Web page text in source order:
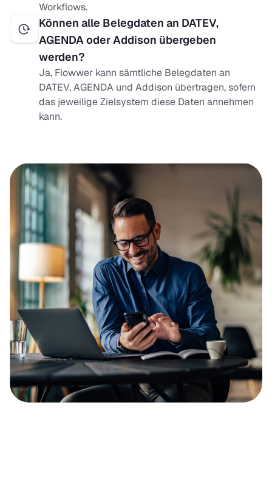
Workflows.
Können alle Belegdaten an DATEV,
AGENDA oder Addison übergeben
werden?
Ja, Flowwer kann sämtliche Belegdaten an
DATEV, AGENDA und Addison übertragen, sofern
das jeweilige Zielsystem diese Daten annehmen
kann.